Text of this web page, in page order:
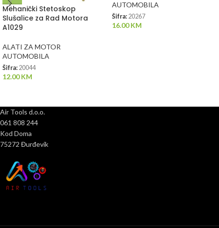
Mehanički Stetoskop
Slušalice za Rad Motora
A1029
ALATI ZA MOTOR
AUTOMOBILA
Šifra: 20044
12.00KM
AUTOMOBILA
Šifra: 20267
16.00KM
Air Tools d.o.o.
061 808 244
Kod Doma
75272 Đurđevik